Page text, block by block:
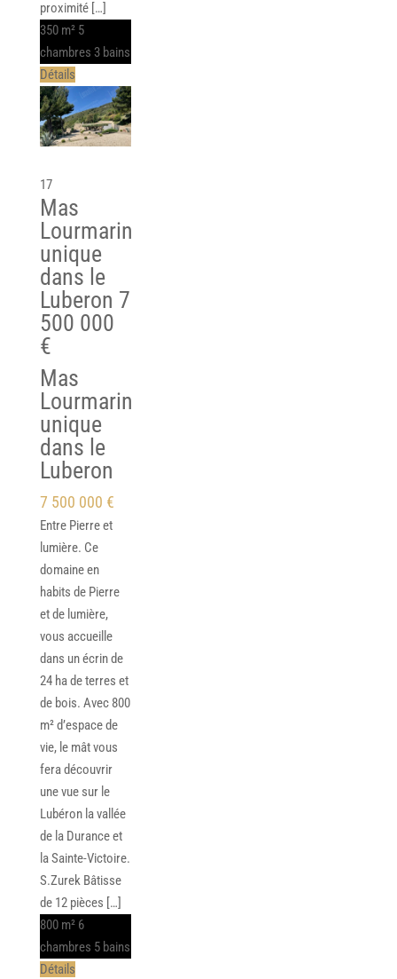
proximité […]
350 m² 5
chambres 3 bains
Détails
17
Mas
Lourmarin
unique
dans le
Luberon 7
500 000
€
Mas
Lourmarin
unique
dans le
Luberon
7 500 000 €
Entre Pierre et
lumière. Ce
domaine en
habits de Pierre
et de lumière,
vous accueille
dans un écrin de
24 ha de terres et
de bois. Avec 800
m² d’espace de
vie, le mât vous
fera découvrir
une vue sur le
Lubéron la vallée
de la Durance et
la Sainte-Victoire.
S.Zurek Bâtisse
de 12 pièces […]
800 m² 6
chambres 5 bains
Détails